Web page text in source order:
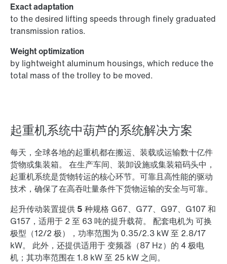
起重机系统中葫芦的系统解决方案
每天，全球各地的起重机都在搬运、装载或运输数十亿件
货物或集装箱。 在生产车间、装卸设施或集装箱码头中，
起重机系统是货物转运的核心环节。可靠且高性能的驱动
技术，确保了在高吞吐量条件下货物运输的安全与可靠。
起升传动装置提供 5 种规格 G67、G77、G97、G107 和
G157，适用于 2 至 63 吨的提升载荷。 配套电机为 可换
极型 （12/2 极），功率范围为 0.35/2.3 kW 至 2.8/17
kW。 此外，还提供适用于变频器 （87 Hz）的 4 极电
机；其功率范围在 1.8 kW 至 25 kW 之间。
Exact adaptation
to the desired lifting speeds through finely graduated
transmission ratios.
Weight optimization
by lightweight aluminum housings, which reduce the
total mass of the trolley to be moved.